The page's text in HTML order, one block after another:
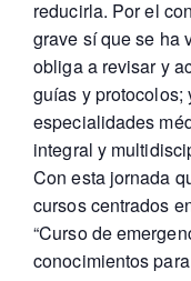
reducirla. Por el
grave sí que se ha
obliga a revisar y
guías y protocolos;
especialidades
integral y
Con esta jornada
cursos centrados
“Curso de
conocimientos